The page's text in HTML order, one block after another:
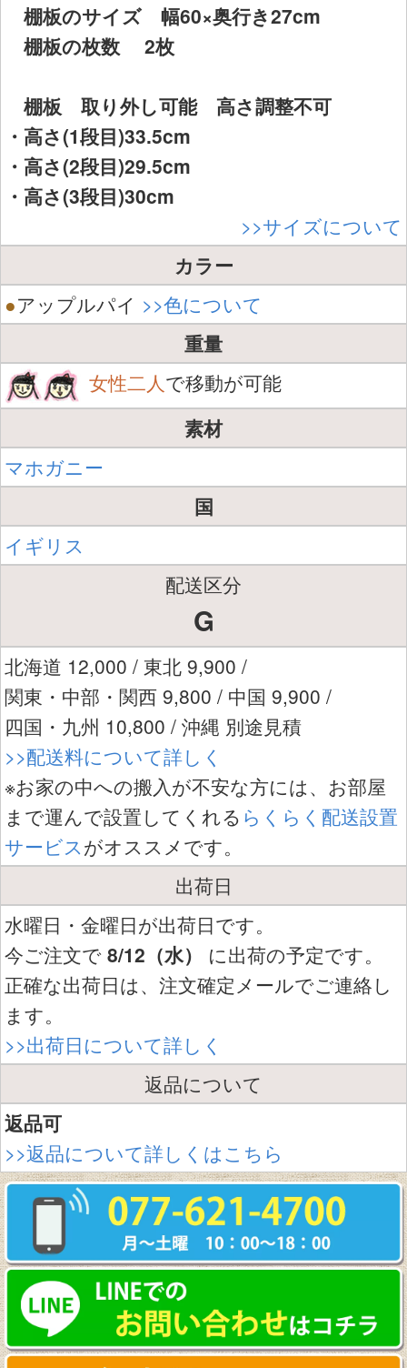
棚板のサイズ 幅60×奥行き27cm
棚板の枚数 2枚
棚板 取り外し可能 高さ調整不可
・高さ(1段目)33.5cm
・高さ(2段目)29.5cm
・高さ(3段目)30cm
>>サイズについて
カラー
●アップルパイ >>色について
重量
女性二人で移動が可能
素材
マホガニー
国
イギリス
配送区分
G
北海道 12,000 / 東北 9,900 /
関東・中部・関西 9,800 / 中国 9,900 /
四国・九州 10,800 / 沖縄 別途見積
>>配送料について詳しく
※お家の中への搬入が不安な方には、お部屋
まで運んで設置してくれる らくらく配送設置
サービスがオススメです。
出荷日
水曜日・金曜日が出荷日です。
今ご注文で 8/12（水）
に出荷の予定です。
正確な出荷日は、注文確定メールでご連絡し
ます。
>>出荷日について詳しく
返品について
返品可
>>返品について詳しくはこちら